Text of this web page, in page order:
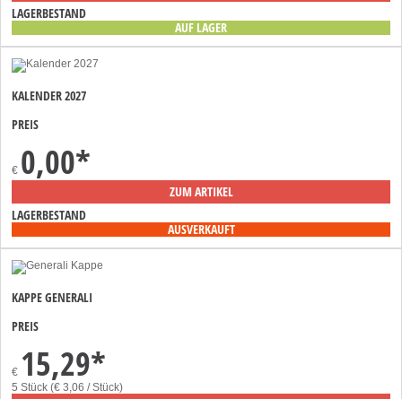
LAGERBESTAND
AUF LAGER
KALENDER 2027
PREIS
€ 0,00*
ZUM ARTIKEL
LAGERBESTAND
AUSVERKAUFT
KAPPE GENERALI
PREIS
€ 15,29*
5 Stück (€ 3,06 / Stück)